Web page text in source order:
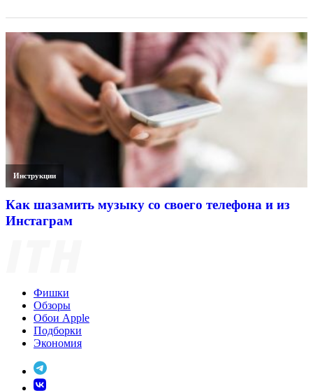
Инструкции
Как шазамить музыку со своего телефона и из
Инстаграм
Фишки
Обзоры
Обои Apple
Подборки
Экономия